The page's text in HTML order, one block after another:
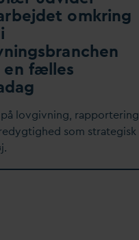
omkring
en fælles
dag
på lovgivning, rapportering
som strategisk